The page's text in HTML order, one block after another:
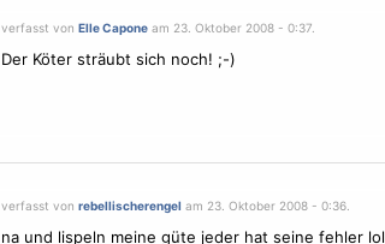
verfasst von Elle Caponeam 23. Oktober 2008 - 0:37.
Der Köter sträubt sich noch! ;-)
verfasst von rebellischerengel am 23. Oktober 2008 - 0:36.
na und lispeln meine güte jeder hat seine fehler lol